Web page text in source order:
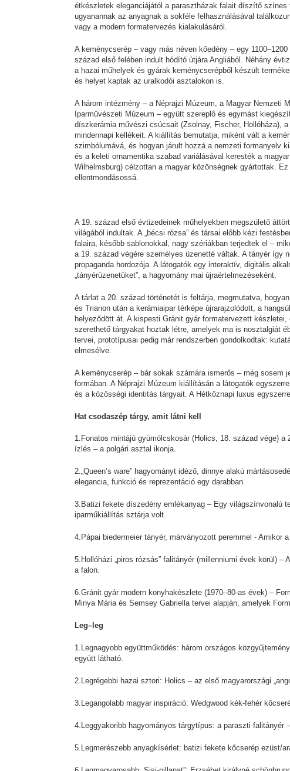
étkészletek eleganciájától a parasztházak falait díszítő
ugyanannak az anyagnak a sokféle felhasználásával
vagy a modern formatervezés kialakulásáról.
A keménycserép – vagy más néven kőedény – egy
század első felében indult hódító útjára Angliából. Néhány
a hazai műhelyek és gyárak keménycserépből készült
és helyet kaptak az uralkodói asztalokon is.
A három intézmény – a Néprajzi Múzeum, a Magyar Nemzeti
Iparművészeti Múzeum – együtt szereplő és egymást
díszkerámia művészi csúcsait (Zsolnay, Fischer, Hollóháza),
mindennapi kellékeit. A kiállítás bemutatja, miként vált a
szimbólumává, és hogyan járult hozzá a nemzeti formanyelv
és a keleti ornamentika szabad variálásával keresték a
Wilhelmsburg) célzottan a magyar közönségnek gyártottak.
ellentmondásossá.
A 19. század első évtizedeinek műhelyekben megszülető
világából indultak. A „bécsi rózsa” és társai előbb kézi
falaira, később sablonokkal, nagy szériákban terjedtek el –
a 19. század végére személyes üzenetté váltak. A tányér így
propaganda hordozója. A látogatók egy interaktív, digitális
„tányérüzenetüket”, a hagyomány mai újraértelmezéseként.
A tárlat a 20. század történetét is feltárja, megmutatva,
és Trianon után a kerámiaipar térképe újrarajzolódott, a
helyeződött át. A kispesti Gránit gyár formatervezett
szerethető tárgyakat hoztak létre, amelyek ma is nosztalgiát
tervei, prototípusai pedig már rendszerben gondolkodtak:
elmesélve.
A keménycserép – bár sokak számára ismerős – még sosem
formában. A Néprajzi Múzeum kiállításán a látogatók
és a közösségi identitás tárgyait. A Hétköznapi luxus
Hat csodaszép tárgy, amit látni kell
1.Fonatos mintájú gyümölcskosár (Holics, 18. század vége)
ízlés – a polgári asztal ikonja.
2.„Queen’s ware” hagyományt idéző, dinnye alakú
elegancia, funkció és reprezentáció egy darabban.
3.Batizi fekete díszedény emlékanyag – Egy világszínvonalú
iparműkiállítás sztárja volt.
4.Pápai biedermeier tányér, márványozott peremmel -
5.Hollóházi „piros rózsás” falitányér (millenniumi évek körül)
a falon.
6.Gránit gyár modern konyhakészlete (1970–80-as évek) –
Minya Mária és Semsey Gabriella tervei alapján, amelyek
Leg–leg
1.Legnagyobb együttműködés: három országos
együtt látható.
2.Legrégebbi hazai sztori: Holics – az első magyarországi
3.Legangolabb magyar inspiráció: Wedgwood kék-fehér
4.Leggyakoribb hagyományos tárgytípus: a paraszti falitányér
5.Legmerészebb anyagkísérlet: batizi fekete kőcserép ezüst/